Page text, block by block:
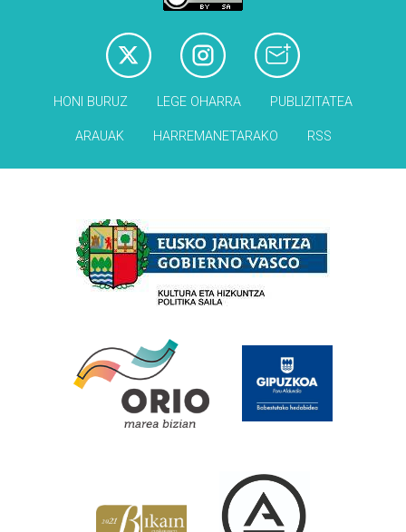
HONI BURUZ LEGE OHARRA PUBLIZITATEA
ARAUAK HARREMANETARAKO RSS